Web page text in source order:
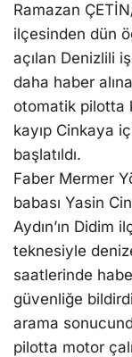
Ramazan
ilçesinden dün
açılan Denizlili
daha haber
otomatik pilotta
kayıp Cinkaya
başlatıldı.
Faber Mermer
babası Yasin
Aydın’ın Didim
teknesiyle
saatlerinde
güvenliğe
arama
pilotta motor